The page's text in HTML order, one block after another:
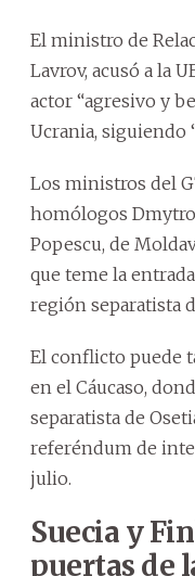
El ministro de
Lavrov, acusó a la
actor “agresivo y
Ucrania, siguiendo
Los ministros del
homólogos Dmytro
Popescu, de
que teme la
región separatista
El conflicto puede
en el Cáucaso,
separatista de
referéndum de
julio.
Suecia y
puertas de